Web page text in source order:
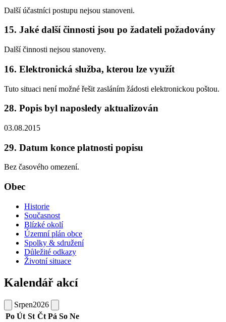
Další účastníci postupu nejsou stanoveni.
15. Jaké další činnosti jsou po žadateli požadovány
Další činnosti nejsou stanoveny.
16. Elektronická služba, kterou lze využít
Tuto situaci není možné řešit zasláním žádosti elektronickou poštou.
28. Popis byl naposledy aktualizován
03.08.2015
29. Datum konce platnosti popisu
Bez časového omezení.
Obec
Historie
Současnost
Blízké okolí
Územní plán obce
Spolky & sdružení
Důležité odkazy
Životní situace
Kalendář akcí
Srpen2026
Po Út St Čt Pá So Ne